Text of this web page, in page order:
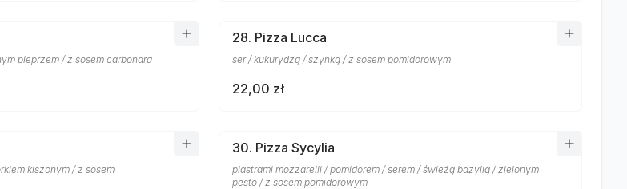
pieprzem / z sosem carbonara
28. Pizza Lucca
ser / kukurydzą / szynką / z sosem pomidorowym
22,00 zł
kiszonym / z sosem
30. Pizza Sycylia
plastrami mozzarelli / pomidorem / serem / świeżą bazylią / zielonym
pesto / z sosem pomidorowym